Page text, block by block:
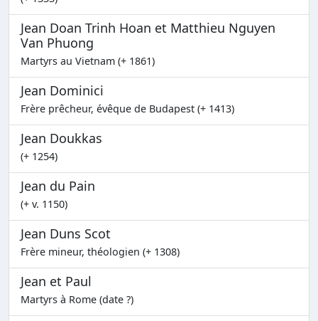
Jean Doan Trinh Hoan et Matthieu Nguyen
Van Phuong
Martyrs au Vietnam (+ 1861)
Jean Dominici
Frère prêcheur, évêque de Budapest (+ 1413)
Jean Doukkas
(+ 1254)
Jean du Pain
(+ v. 1150)
Jean Duns Scot
Frère mineur, théologien (+ 1308)
Jean et Paul
Martyrs à Rome (date ?)